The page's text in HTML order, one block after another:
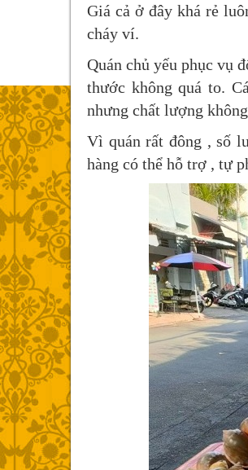
Giá cả ở đây khá rẻ
cháy ví.
Quán chủ yếu phục vụ
thước không quá to.
nhưng chất lượng
Vì quán rất đông , số
hàng có thể hỗ trợ , tự